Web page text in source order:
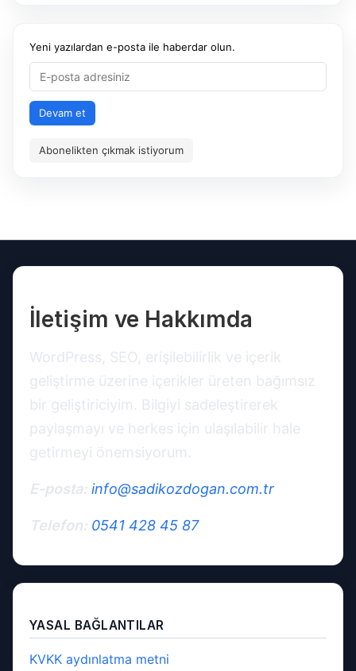
Yeni yazılardan e-posta ile haberdar olun.
Devam et
Abonelikten çıkmak istiyorum
İletişim ve Hakkımda
WordPress, SEO, erişilebilirlik ve içerik
geliştirme üzerine içerikler üreten bağımsız
bir geliştiriciyim. Bilgiyi sadeleştirerek
paylaşmayı ve herkes için ulaşılabilir hale
getirmeyi önemsiyorum.
E-posta: info@sadikozdogan.com.tr
Telefon: 0541 428 45 87
YASAL BAĞLANTILAR
KVKK aydınlatma metni